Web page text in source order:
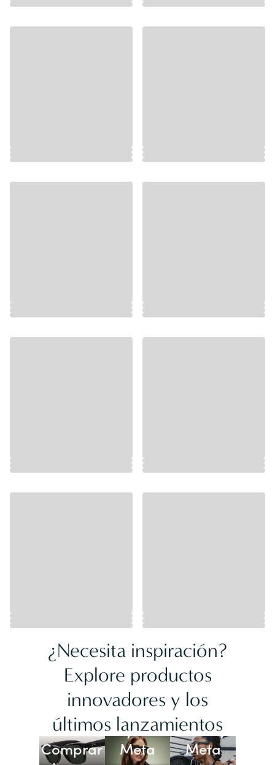
¿Necesita inspiración?
Explore productos
innovadores y los
últimos lanzamientos
Comprar
Ray-Ban
Meta
Lentes
Oakley
Meta